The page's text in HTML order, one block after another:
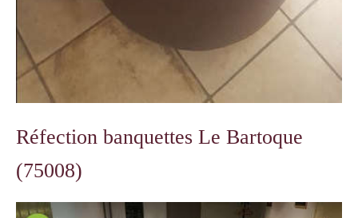
Réfection banquettes Le Bartoque
(75008)